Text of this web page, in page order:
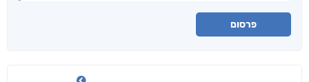
פרסום